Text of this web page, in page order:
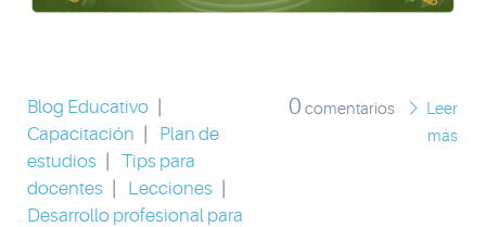
Blog Educativo
Capacitación
Plan de
estudios
Tips para
docentes
Lecciones
Desarrollo profesional para
0 comentarios
Leer
más